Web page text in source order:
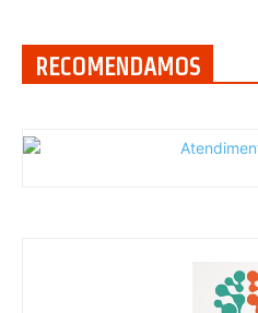
RECOMENDAMOS